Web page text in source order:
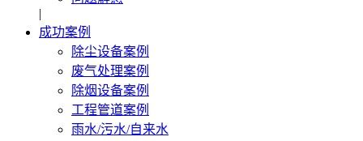
|
成功案例
除尘设备案例
废气处理案例
除烟设备案例
工程管道案例
雨水/污水/自来水